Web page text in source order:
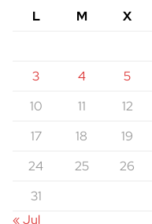
L M X
3
4 5
10
11 12
17
18 19
24
25 26
31
« Jul